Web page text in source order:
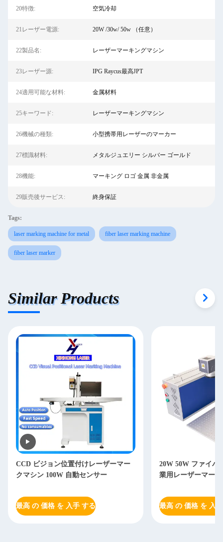
20特徴: 空気冷却
21レーザー電源: 20W /30w/ 50w （任意）
22製品名: レーザーマーキングマシン
23レーザー源: IPG Raycus最高JPT
24適用可能な材料: 金属材料
25キーワード: レーザーマーキングマシン
26機械の種類: 小型携帯用レーザーのマーカー
27標識材料: メタルジュエリー シルバー ゴールド
28機能: マーキング ロゴ 金属 非金属
29販売後サービス: 終身保証
Tags:
laser marking machine for metal fiber laser marking machine
fiber laser marker
Similar Products
CCD ビジョン位置付けレーザーマー
クマシン 100W 自動センサー
最高 の 価格 を 入手 する
20W 50W ファイバ
業用レーザーマー
最高 の 価格 を 入